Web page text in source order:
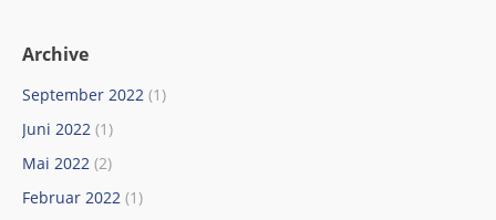
Archive
September 2022 (1)
Juni 2022 (1)
Mai 2022 (2)
Februar 2022 (1)